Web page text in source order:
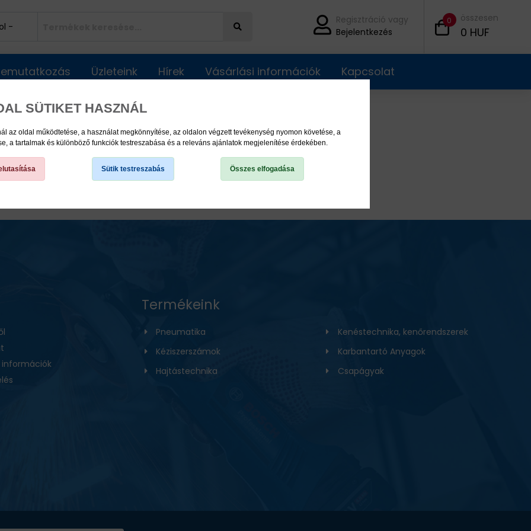
SÜTIKET HASZNÁL
az oldal működtetése, a használat megkönnyítése, az oldalon végzett tevékenység nyomon követése, a
a tartalmak és különböző funkciók testreszabása és a releváns ajánlatok megjelenítése érdekében.
Sütik testreszabás Összes elfogadása
Regisztráció vagy
Bejelentkezés
0 összesen
0 HUF
Üzleteink Hírek Vásárlási információk Kapcsolat
információk
Termékeink
Pneumatika
Kéziszerszámok
Hajtástechnika
Kenéstechnika, kenőrendszerek
Karbantartó Anyagok
Csapágyak